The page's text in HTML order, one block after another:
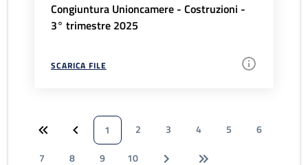
Congiuntura Unioncamere - Costruzioni -
3° trimestre 2025
SCARICA FILE
1 2 3 4 5
6
7
8 9 10